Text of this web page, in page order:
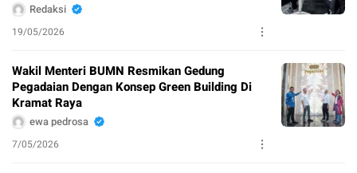
Redaksi
19/05/2026
Wakil Menteri BUMN Resmikan Gedung
Pegadaian Dengan Konsep Green Building Di
Kramat Raya
ewa pedrosa
7/05/2026